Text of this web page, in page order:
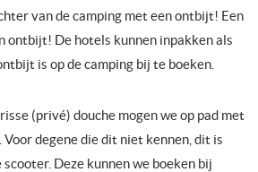
van de camping met een ontbijt! Een
ontbijt! De hotels kunnen inpakken als
is op de camping bij te boeken.
(privé) douche mogen we op pad met
Voor degene die dit niet kennen, dit is
Deze kunnen we boeken bij